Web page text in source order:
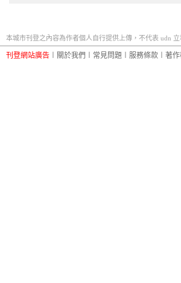
本城市刊登之內容為作者個人自行提供上傳，不代表 udn 立
刊登網站廣告 關於我們 常見問題 服務條款 著作